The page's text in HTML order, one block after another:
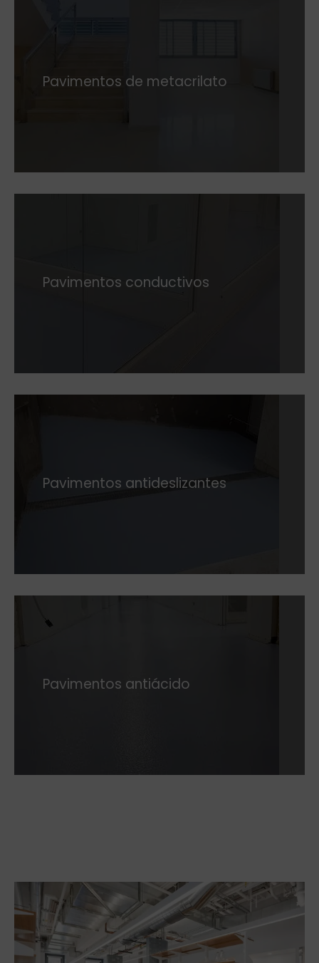
Pavimentos de metacrilato
Pavimentos conductivos
Pavimentos antideslizantes
Pavimentos antiácido